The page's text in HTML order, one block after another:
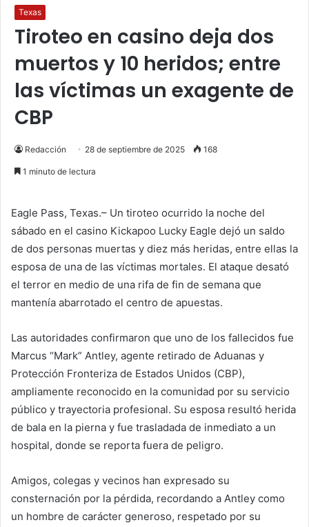
Texas
Tiroteo en casino deja dos
muertos y 10 heridos; entre
las víctimas un exagente de
CBP
Redacción 28 de septiembre de 2025 168
1 minuto de lectura
Eagle Pass, Texas.– Un tiroteo ocurrido la noche del
sábado en el casino Kickapoo Lucky Eagle dejó un saldo
de dos personas muertas y diez más heridas, entre ellas la
esposa de una de las víctimas mortales. El ataque desató
el terror en medio de una rifa de fin de semana que
mantenía abarrotado el centro de apuestas.
Las autoridades confirmaron que uno de los fallecidos fue
Marcus “Mark” Antley, agente retirado de Aduanas y
Protección Fronteriza de Estados Unidos (CBP),
ampliamente reconocido en la comunidad por su servicio
público y trayectoria profesional. Su esposa resultó herida
de bala en la pierna y fue trasladada de inmediato a un
hospital, donde se reporta fuera de peligro.
Amigos, colegas y vecinos han expresado su
consternación por la pérdida, recordando a Antley como
un hombre de carácter generoso, respetado por su